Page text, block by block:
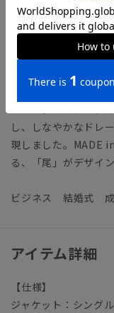
木曽川の豊かな水と
産が盛んに行われて
スのハダースフィー
れています。生み出
ハイブランドからも
し、しなやかなドレ
現しました。MADE
る、「尾」がデザイ
ビジネス 結婚式
アイテム詳細
【仕様】
ジャケット：シング